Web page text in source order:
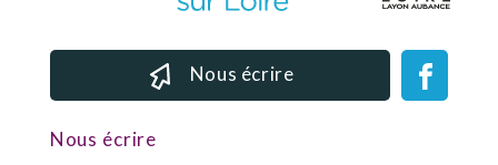
Nous écrire
Nous écrire